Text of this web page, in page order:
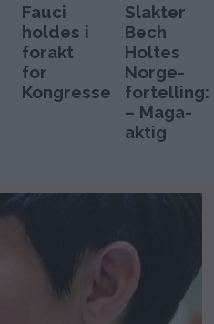
Fauci
holdes i
forakt
for
Kongressen
Slakter
Bech
Holtes
Norge-
fortelling:
– Maga-
aktig